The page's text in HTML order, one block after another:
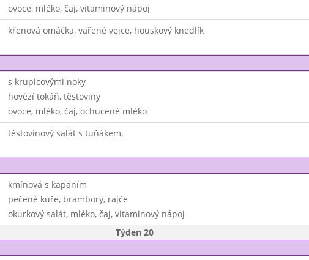
ovoce, mléko, čaj, vitaminový nápoj
křenová omáčka, vařené vejce, houskový knedlík
s krupicovými noky
hovězí tokáň, těstoviny
ovoce, mléko, čaj, ochucené mléko
těstovinový salát s tuňákem,
kmínová s kapáním
pečené kuře, brambory, rajče
okurkový salát, mléko, čaj, vitaminový nápoj
Týden 20